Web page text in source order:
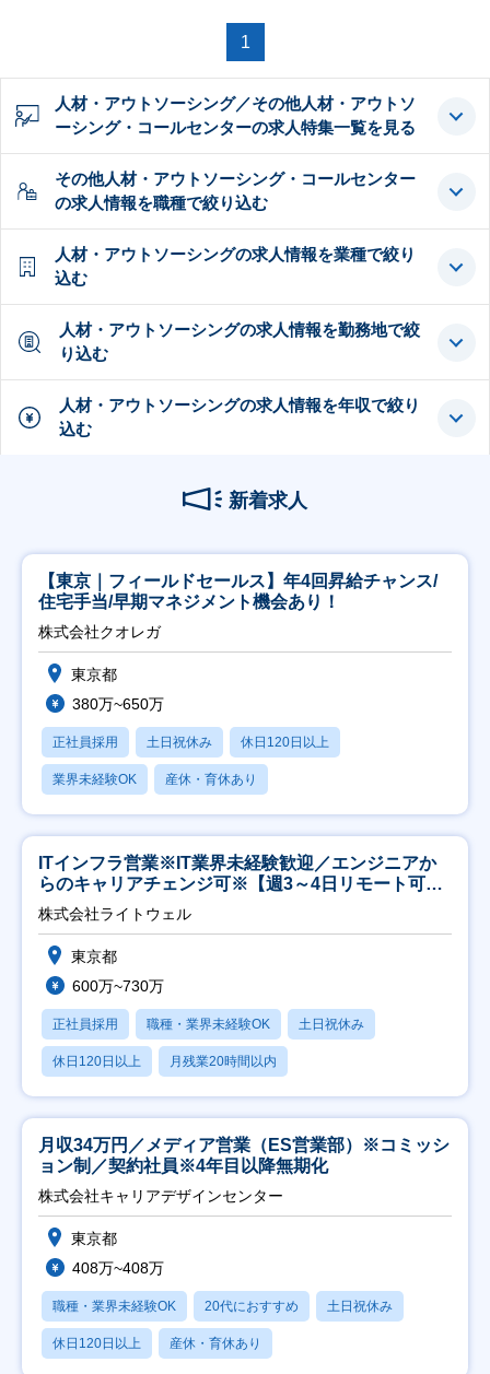
1
人材・アウトソーシング／その他人材・アウトソ
ーシング・コールセンターの求人特集一覧を見る
その他人材・アウトソーシング・コールセンター
の求人情報を職種で絞り込む
人材・アウトソーシングの求人情報を業種で絞り
込む
人材・アウトソーシングの求人情報を勤務地で絞
り込む
人材・アウトソーシングの求人情報を年収で絞り
込む
新着求人
【東京｜フィールドセールス】年4回昇給チャンス/
住宅手当/早期マネジメント機会あり！
株式会社クオレガ
東京都
380万~650万
正社員採用 土日祝休み 休日120日以上
業界未経験OK 産休・育休あり
ITインフラ営業※IT業界未経験歓迎／エンジニアか
らのキャリアチェンジ可※【週3～4日リモート可
能】
株式会社ライトウェル
東京都
600万~730万
正社員採用 職種・業界未経験OK 土日祝休み
休日120日以上 月残業20時間以内
月収34万円／メディア営業（ES営業部）※コミッシ
ョン制／契約社員※4年目以降無期化
株式会社キャリアデザインセンター
東京都
408万~408万
職種・業界未経験OK 20代におすすめ 土日祝休み
休日120日以上 産休・育休あり